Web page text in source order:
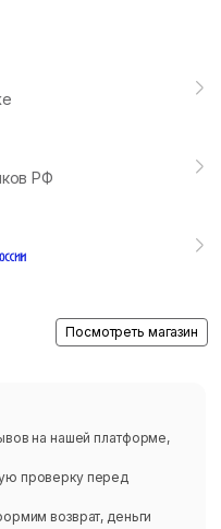
РФ
Посмотреть магазин
на нашей платформе,
проверку перед
возврат, деньги